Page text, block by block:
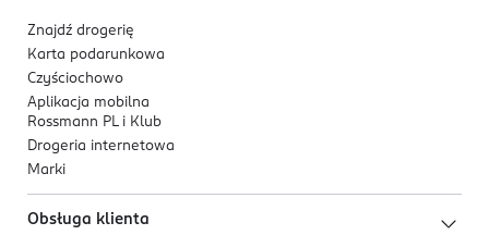
Znajdź drogerię
Karta podarunkowa
Czyściochowo
Aplikacja mobilna
Rossmann PL i Klub
Drogeria internetowa
Marki
Obsługa klienta